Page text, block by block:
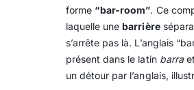
forme “bar-room”. Ce
laquelle unebarrière
s’arrête pas là. L’anglais
présent dans le latin barraet
un détour par l’anglais,